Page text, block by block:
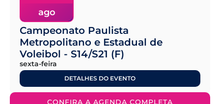
ago
Campeonato Paulista
Metropolitano e Estadual de
Voleibol - S14/S21 (F)
sexta-feira
DETALHES DO EVENTO
CONFIRA A AGENDA COMPLETA